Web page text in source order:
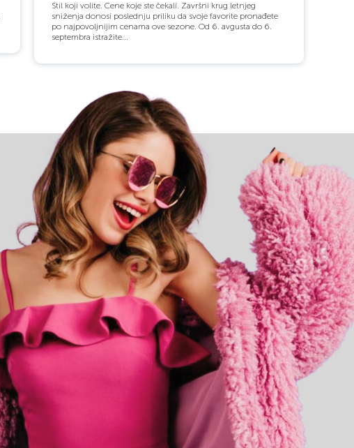
Stil koji volite. Cene koje ste čekali. Završni krug letnjeg
sniženja donosi poslednju priliku da svoje favorite pronađete
po najpovoljnijim cenama ove sezone. Od 6. avgusta do 6.
septembra istražite...